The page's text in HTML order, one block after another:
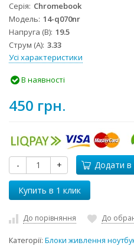
Серія Chromebook
Модель 14-q070nr
Напруга (В) 19.5
Струм (А) 3.33
Усі характеристики
В наявності
450 грн.
- + Додати в
До порівняння До
Категорії: Блоки живлення